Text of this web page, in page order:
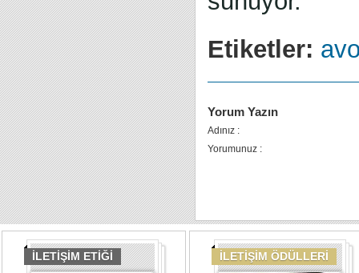
Etiketler:
Yorum Yazın
Adınız :
Yorumunuz :
İLETİŞİM ETİĞİ İLETİŞİM ÖDÜLLERİ